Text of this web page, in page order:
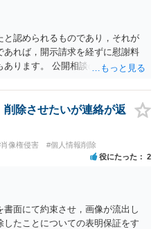
認められるものであり，それが
れば，開示請求を経ずに慰謝料
ります。 公開相談の場では回答
。
除させたいが連絡が返
像権侵害 #個人情報削除
役にたった 2
面にて約束させ，画像が流出し
たことについての表明保証をす